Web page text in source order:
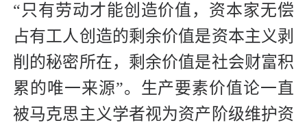
“只有劳动才能创造价值，资本家无偿
占有工人创造的剩余价值是资本主义剥
削的秘密所在，剩余价值是社会财富积
累的唯一来源”。生产要素价值论一直
被马克思主义学者视为资产阶级维护资